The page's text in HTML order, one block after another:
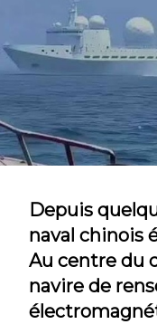
Depuis
naval chinois
Au centre du
navire de